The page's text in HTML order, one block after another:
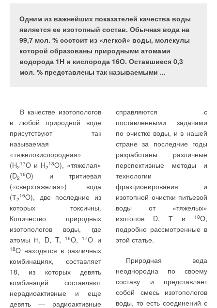
Одним из важнейших показателей качества воды
является ее изотопный состав. Обычная вода на
99,7 мол. % состоит из «легкой» воды, молекулы
которой образованы природными атомами
водорода 1Н и кислорода 16О. Оставшиеся 0,3
мол. % представлены так называемыми ...
В качестве изотопологов
в любой природной воде
присутствуют так
называемая
«тяжелокислородная»
(H2
17O и H2
18O), «тяжелая»
(D2
16O) и тритиевая
(«сверхтяжелая») вода
(Т2
16O), две последние из
которых токсичны.
Количество природных
изотопологов воды, где
атомы Н, D, T,
16O, 17O и
18O находятся в различных
комбинациях, составляет
18, из которых девять
комбинаций составляют
нерадиоактивные и еще
девять — радиоактивные
справляются с
поставленными задачами
по очистке воды, и в нашей
стране за последние годы
разработаны различные
перспективные методы и
технологии
фракционирования и
изотопной очистки питьевой
воды от «тяжелых»
изотопов D, Т и
18O,
подробно рассмотренные в
этой статье.
Природная вода
неоднородна по своему
составу и представляет
собой смесь изотопологов
воды, то есть соединений с
теплозащитных свойств стеновых ограждающих
конструкций двух типовых зданий прогимназии,
расположенных на юго-востоке города ...
наружных стен с учетом
влияния теплотехнических
неоднородностей, таких, как
оконные откосы, стыки
панелей и т.д. При этом
проводились определения
температуры на внутренней
поверхности стен в зонах
влияния теплотехнических
неоднородностей для
уточнения их влияния на
теплозащитные свойства
стен. Такая задача в
настоящее время является
актуальной в связи с
пересмотром действующих
нормативных документов в
области теплозащиты
зданий [1]. Одновременно
ограждений
устанавливались датчики
температуры и теплового
потока, показания которых
записывались в
автоматическом режиме.
При этом выбор периода
измерений осуществлялся в
соответствии с условиями
проведения исследований с
учетом показателей погоды
за предшествующие
трипять суток. При
колебаниях температуры
наружного воздуха
невозможно получить
процесс теплопередачи,
близкий к стационарному,